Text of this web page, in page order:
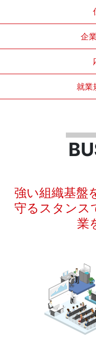
企
就業
強い組織基盤
守るスタンス
業